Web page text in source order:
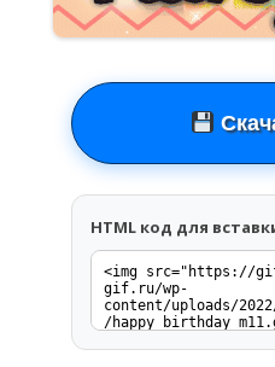
HTML код для